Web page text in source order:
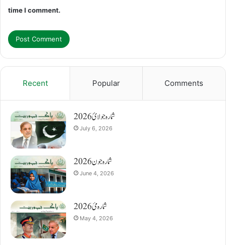
time I comment.
Recent Popular Comments
شمارہ جولائ 2026
July 6, 2026
شمارہ جون 2026
June 4, 2026
شمارہ مئ 2026
May 4, 2026